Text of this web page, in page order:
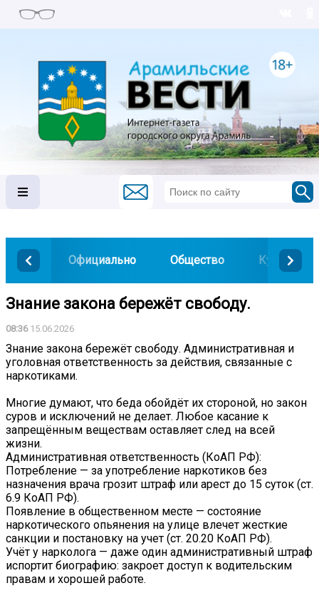
Официально Общество Культура
Знание закона бережёт свободу.
08:3615.06.2026
Знание закона бережёт свободу. Административная и
уголовная ответственность за действия, связанные с
наркотиками.
Многие думают, что беда обойдёт их стороной, но закон
суров и исключений не делает. Любое касание к
запрещённым веществам оставляет след на всей
жизни.
Административная ответственность (КоАП РФ):
Потребление — за употребление наркотиков без
назначения врача грозит штраф или арест до 15 суток (ст.
6.9 КоАП РФ).
Появление в общественном месте — состояние
наркотического опьянения на улице влечет жесткие
санкции и постановку на учет (ст. 20.20 КоАП РФ).
Учёт у нарколога — даже один административный штраф
испортит биографию: закроет доступ к водительским
правам и хорошей работе.